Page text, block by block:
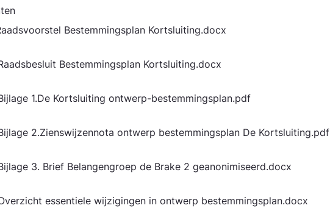
Bestemmingsplan Kortsluiting.docx
Bestemmingsplan Kortsluiting.docx
1.De Kortsluiting ontwerp-bestemmingsplan.pdf
2.Zienswijzennota ontwerp bestemmingsplan De Kortsluiting.pdf
3. Brief Belangengroep de Brake 2 geanonimiseerd.docx
essentiele wijzigingen in ontwerp bestemmingsplan.docx